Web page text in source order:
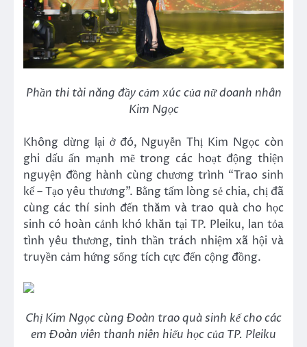
Phần thi tài năng đầy cảm xúc của nữ doanh nhân
Kim Ngọc
Không dừng lại ở đó, Nguyễn Thị Kim Ngọc còn
ghi dấu ấn mạnh mẽ trong các hoạt động thiện
nguyện đồng hành cùng chương trình “Trao sinh
kế – Tạo yêu thương”. Bằng tấm lòng sẻ chia, chị đã
cùng các thí sinh đến thăm và trao quà cho học
sinh có hoàn cảnh khó khăn tại TP. Pleiku, lan tỏa
tình yêu thương, tinh thần trách nhiệm xã hội và
truyền cảm hứng sống tích cực đến cộng đồng.
Chị Kim Ngọc cùng Đoàn trao quà sinh kế cho các
em Đoàn viên thanh niên hiếu học của TP. Pleiku